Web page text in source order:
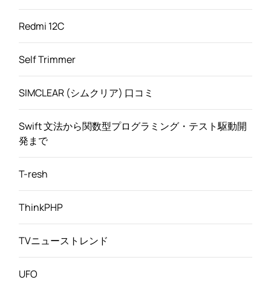
Redmi 12C
Self Trimmer
SIMCLEAR (シムクリア) 口コミ
Swift 文法から関数型プログラミング・テスト駆動開
発まで
T-resh
ThinkPHP
TVニューストレンド
UFO